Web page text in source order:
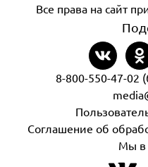
Все права на сайт
8-800-550-47-02
Соглашение об
Мы в